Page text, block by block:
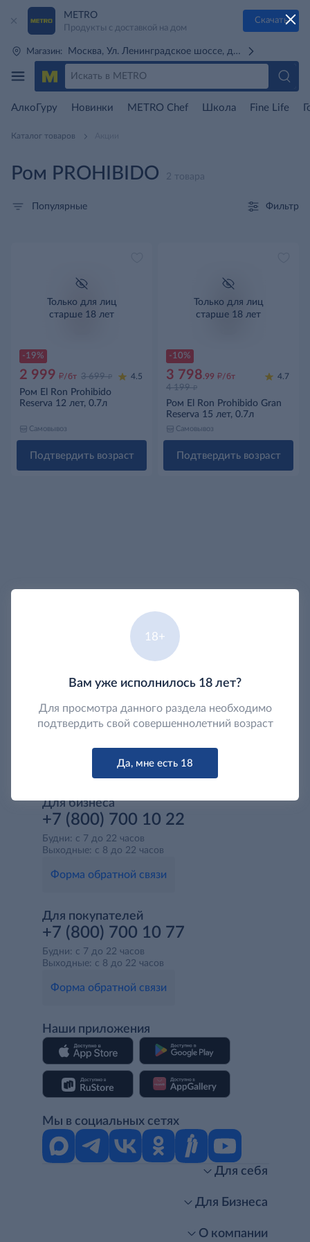
METRO
Продукты с доставкой на дом
Скачать
Магазин: Москва, Ул. Ленинградское шоссе, д. 71Г (м. Речной
АлкоГуру Новинки METRO Chef Школа Fine Life
Каталог товаров
Ром PROHIBIDO 2 товара
Популярные Фильтр
-19%
Только для лиц
старше 18 лет
2 999 д/бт 3 699 д 4.5
Ром El Ron Prohibido
Reserva 12 лет, 0.7л
Самовывоз
Подтвердить возраст
-10%
Только для лиц
старше 18 лет
3 798.99 д/бт
4 199 д
4.7
Ром El Ron Prohibido Gran
Reserva 15 лет, 0.7л
Самовывоз
Подтвердить возраст
Для бизнеса
+7 (800) 700 10 22
Будни: с 7 до 22 часов
Выходные: с 8 до 22 часов
Форма обратной связи
Для покупателей
+7 (800) 700 10 77
Будни: с 7 до 22 часов
Выходные: с 8 до 22 часов
Форма обратной связи
Наши приложения
Мы в социальных сетях
Для себя
Стань клиентом METRO
Для Бизнеса
О компании
18+
Вам уже исполнилось 18 лет?
Для просмотра данного раздела необходимо
подтвердить свой совершеннолетний возраст
Да, мне есть 18